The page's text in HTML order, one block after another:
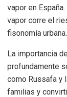
vapor en
vapor corre el
fisonomía urbana.
La importancia
profundamente
como Russafa y
familias y